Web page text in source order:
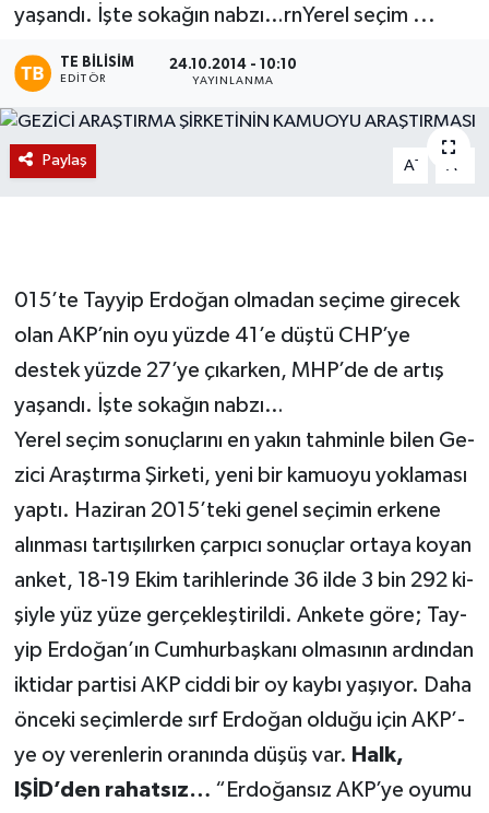
yaşandı. İşte sokağın nabzı…rnYe­rel se­çim ...
TE BILISIM
EDITÖR
24.10.2014 - 10:10
YAYINLANMA
Paylaş A- A
015’te Tayyip Erdoğan olmadan seçime girecek
olan AKP’nin oyu yüzde 41’e düştü CHP’ye
destek yüzde 27’ye çıkarken, MHP’de de artış
yaşandı. İşte sokağın nabzı…
Ye­rel se­çim so­nuç­la­rı­nı en ya­kın tah­min­le bi­len Ge­
zi­ci Araş­tır­ma Şir­ke­ti, ye­ni bir ka­mu­oyu yok­la­ma­sı
yap­tı. Ha­zi­ran 2015’te­ki ge­nel se­çi­min er­ke­ne
alın­ma­sı tar­tı­şı­lır­ken çar­pı­cı so­nuç­lar or­ta­ya ko­yan
an­ket, 18-19 Ekim ta­rih­le­rin­de 36 il­de 3 bin 292 ki­
şiy­le yüz yü­ze ger­çek­leş­ti­ril­di. An­ke­te gö­re; Tay­
yip Er­do­ğa­n’­ın Cum­hur­baş­ka­nı ol­ma­sı­nın ar­dın­dan
ik­ti­dar par­ti­si AKP cid­di bir oy kay­bı ya­şı­yor. Da­ha
ön­ce­ki se­çim­ler­de sırf Er­do­ğan ol­du­ğu için AK­P’­
ye oy ve­ren­le­rin ora­nın­da dü­şüş var. Halk,
IŞİD’den rahatsız… “Er­do­ğan­sız AK­P’­ye oyumu
Magazin
Etkinlikler